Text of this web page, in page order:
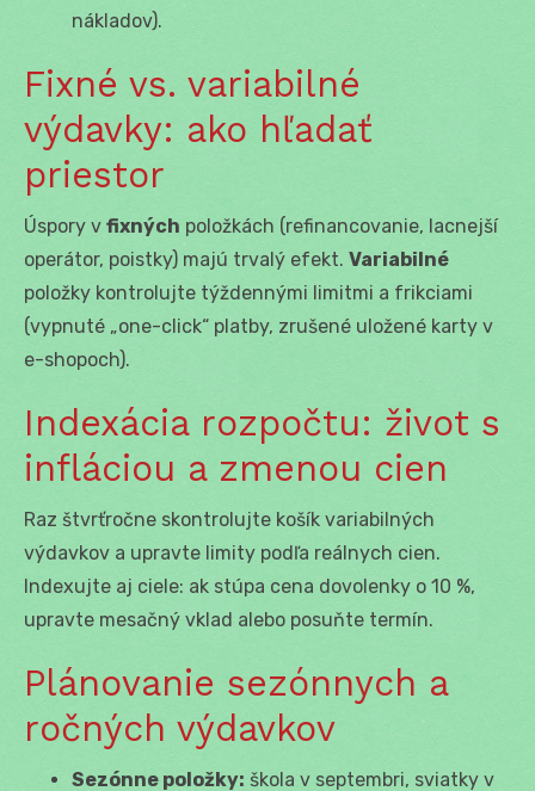
nákladov).
Fixné vs. variabilné
výdavky: ako hľadať
priestor
Úspory v fixných položkách (refinancovanie, lacnejší
operátor, poistky) majú trvalý efekt. Variabilné
položky kontrolujte týždennými limitmi a frikciami
(vypnuté „one-click“ platby, zrušené uložené karty v
e-shopoch).
Indexácia rozpočtu: život s
infláciou a zmenou cien
Raz štvrťročne skontrolujte košík variabilných
výdavkov a upravte limity podľa reálnych cien.
Indexujte aj ciele: ak stúpa cena dovolenky o 10 %,
upravte mesačný vklad alebo posuňte termín.
Plánovanie sezónnych a
ročných výdavkov
Sezónne položky: škola v septembri, sviatky v